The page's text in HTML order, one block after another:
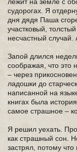
судорогах. Я
дня дядя Паша
участковый,
несчастный случай.
Запой длился
соображая, что это
– через
ладошки до
написанной на
книгах была
самое страшное –
Я решил уехать.
как страшный сон.
застрял, потому